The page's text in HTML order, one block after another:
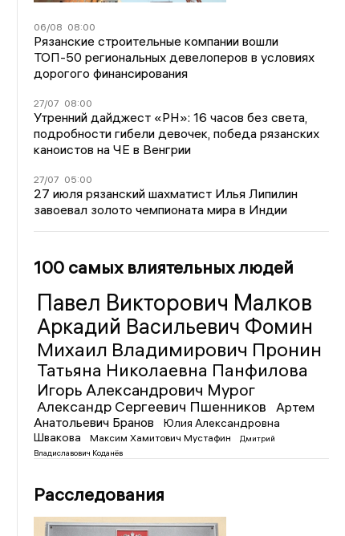
06/08 08:00
Рязанские строительные компании вошли
ТОП-50 региональных девелоперов в условиях
дорогого финансирования
27/07 08:00
Утренний дайджест «РН»: 16 часов без света,
подробности гибели девочек, победа рязанских
каноистов на ЧЕ в Венгрии
27/07 05:00
27 июля рязанский шахматист Илья Липилин
завоевал золото чемпионата мира в Индии
100 самых влиятельных людей
Павел Викторович Малков
Аркадий Васильевич Фомин
Михаил Владимирович Пронин
Татьяна Николаевна Панфилова
Игорь Александрович Мурог
Александр Сергеевич Пшенников
Артем
Анатольевич Бранов
Юлия Александровна
Швакова
Максим Хамитович Мустафин
Дмитрий
Владиславович Коданёв
Расследования